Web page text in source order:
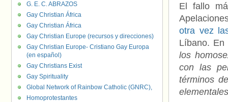
El fallo
otra vez
Líbano.
los
con las
términos
G. E. C. ABRAZOS
Gay Christian África
Gay Christian África
Gay Christian Europe (recursos y direcciones)
Gay Christian Europe- Cristiano Gay Europa
(en español)
Gay Christians Exist
Gay Spirituality
Global Network of Rainbow Catholic (GNRC),
Homoprotestantes